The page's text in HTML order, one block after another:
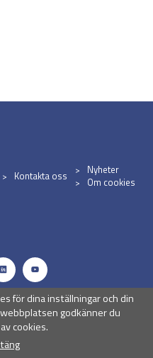
Kontakta oss
Nyheter
Om cookies
Wikinggruppen
för dina inställningar och din
godkänner du
cookies.